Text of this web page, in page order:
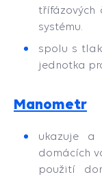
třífázových
systému.
spolu s
jednotka
Manometr
ukazuje
domácích
použití